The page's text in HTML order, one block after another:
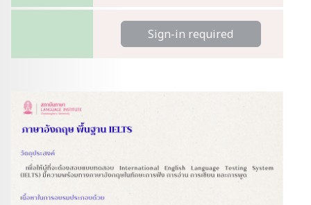
Sign-in required